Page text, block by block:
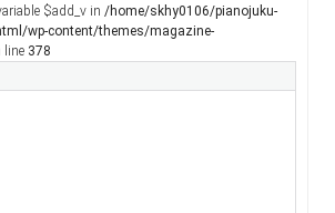
$add_v in /home/skhy0106/pianojuku-
wp-content/themes/magazine-
line 378